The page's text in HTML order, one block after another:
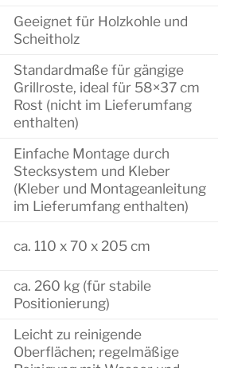
Geeignet für Holzkohle und
Scheitholz
Standardmaße für gängige
Grillroste, ideal für 58×37 cm
Rost (nicht im Lieferumfang
enthalten)
Einfache Montage durch
Stecksystem und Kleber
(Kleber und Montageanleitung
im Lieferumfang enthalten)
ca. 110 x 70 x 205 cm
ca. 260 kg (für stabile
Positionierung)
Leicht zu reinigende
Oberflächen; regelmäßige